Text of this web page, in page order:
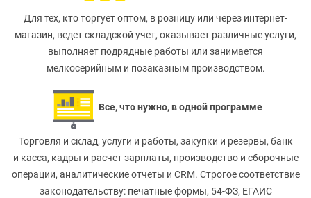
Для тех, кто торгует оптом, в розницу или через интернет-
магазин, ведет складской учет, оказывает различные услуги,
выполняет подрядные работы или занимается
мелкосерийным и позаказным производством.
Все, что нужно, в одной программе
Торговля и склад, услуги и работы, закупки и резервы, банк
и касса, кадры и расчет зарплаты, производство и сборочные
операции, аналитические отчеты и CRM. Строгое соответствие
законодательству: печатные формы, 54-ФЗ, ЕГАИС